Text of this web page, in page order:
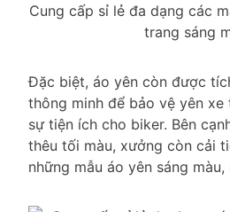
Cung cấp sỉ lẻ đa dạng các
trang sáng
Đặc biệt, áo yên còn được
thông minh để bảo vệ yên
sự tiện ích cho biker. Bên
thêu tối màu, xưởng còn cải
những mẫu áo yên sáng màu,